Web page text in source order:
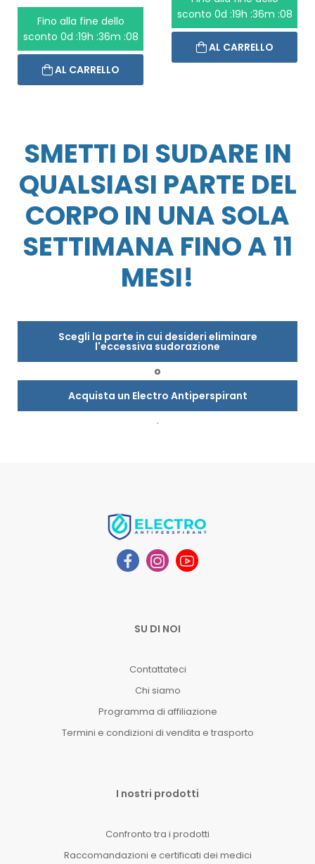
Fino alla fine dello
sconto 0d :19h :36m :08
AL CARRELLO
sconto 0d :19h :36m :08
AL CARRELLO
SMETTI DI SUDARE IN
QUALSIASI PARTE DEL
CORPO IN UNA SOLA
SETTIMANA FINO A 11
MESI!
Scegli la parte in cui desideri eliminare
l'eccessiva sudorazione
o
Acquista un Electro Antiperspirant
.
SU DI NOI
Contattateci
Chi siamo
Programma di affiliazione
Termini e condizioni di vendita e trasporto
I nostri prodotti
Confronto tra i prodotti
Raccomandazioni e certificati dei medici